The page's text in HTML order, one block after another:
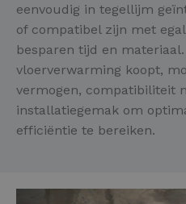
eenvoudig in tegellijm
of compatibel zijn met
besparen tijd en
vloerverwarming koopt,
vermogen, compatibiliteit
installatiegemak om
efficiëntie te bereiken.